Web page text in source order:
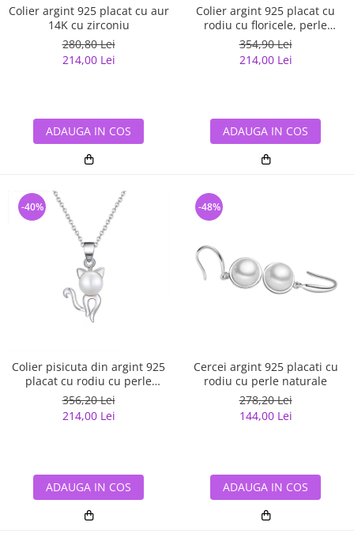
Colier argint 925 placat cu aur
14K cu zirconiu
280,80 Lei
214,00 Lei
ADAUGA IN COS
Colier argint 925 placat cu
rodiu cu floricele, perle
naturale si zirconiu
354,90 Lei
214,00 Lei
ADAUGA IN COS
Colier pisicuta din argint 925
placat cu rodiu cu perle
naturale
356,20 Lei
214,00 Lei
-40%
ADAUGA IN COS
Cercei argint 925 placati cu
rodiu cu perle naturale
278,20 Lei
144,00 Lei
-48%
ADAUGA IN COS